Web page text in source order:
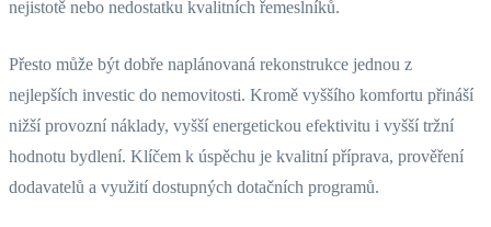
nejistotě nebo nedostatku kvalitních řemeslníků.
Přesto může být dobře naplánovaná rekonstrukce jednou z
nejlepších investic do nemovitosti. Kromě vyššího komfortu přináší
nižší provozní náklady, vyšší energetickou efektivitu i vyšší tržní
hodnotu bydlení. Klíčem k úspěchu je kvalitní příprava, prověření
dodavatelů a využití dostupných dotačních programů.